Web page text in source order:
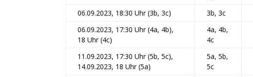
06.09.2023, 18:30 Uhr (3b, 3c) 3b, 3c
06.09.2023, 17:30 Uhr (4a, 4b),
18 Uhr (4c)
4a, 4b,
4c
11.09.2023, 17:30 Uhr (5b, 5c),
14.09.2023, 18 Uhr (5a)
5a, 5b,
5c